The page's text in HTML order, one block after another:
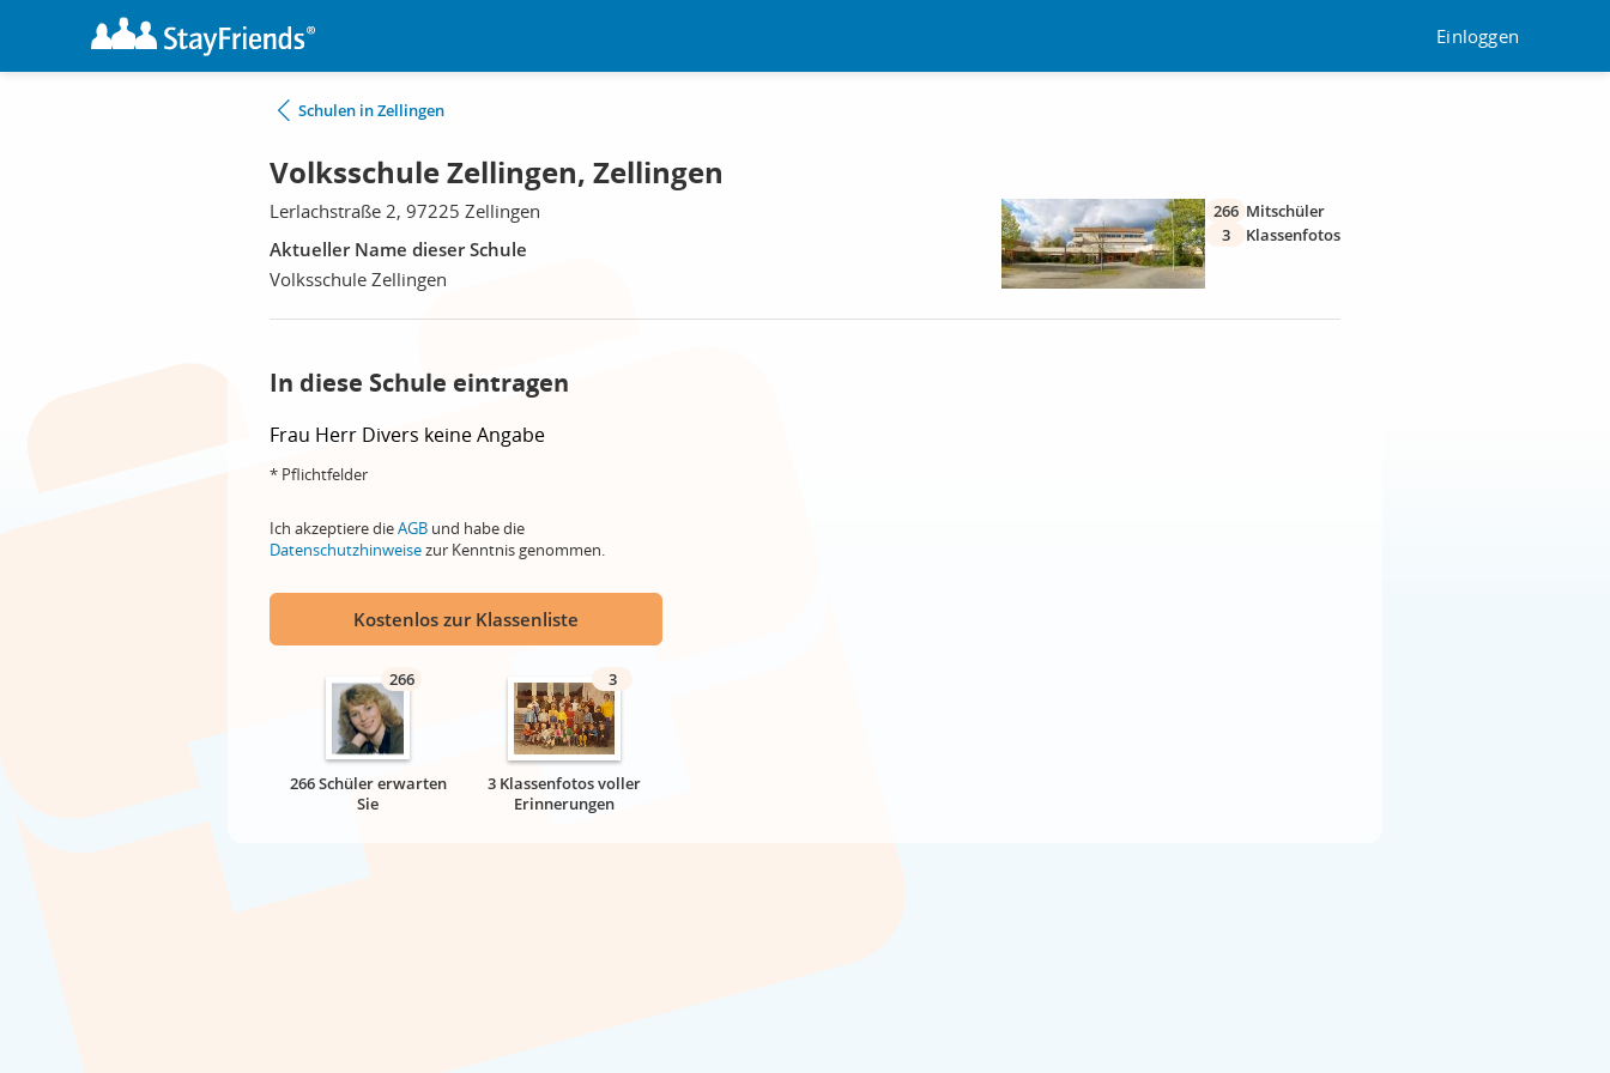
Einloggen
Schulen in Zellingen
Volksschule Zellingen, Zellingen
Lerlachstraße 2, 97225 Zellingen
Aktueller Name dieser Schule
Volksschule Zellingen
266 Mitschüler
3
Klassenfotos
In diese Schule eintragen
Frau Herr Divers keine Angabe
* Pflichtfelder
Ich akzeptiere dieAGB und habe die
Datenschutzhinweisezur Kenntnis genommen.
Kostenlos zur Klassenliste
266
266 Schüler erwarten
Sie
3
3 Klassenfotos voller
Erinnerungen